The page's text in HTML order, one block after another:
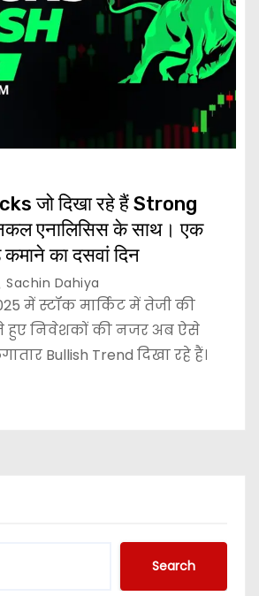
जो दिखा रहे हैं Strong
एनालिसिस के साथ। एक
का दसवां दिन
Sachin Dahiya
में स्टॉक मार्किट में तेजी की
हुए निवेशकों की नजर अब ऐसे
Bullish Trend दिखा रहे हैं।
Search